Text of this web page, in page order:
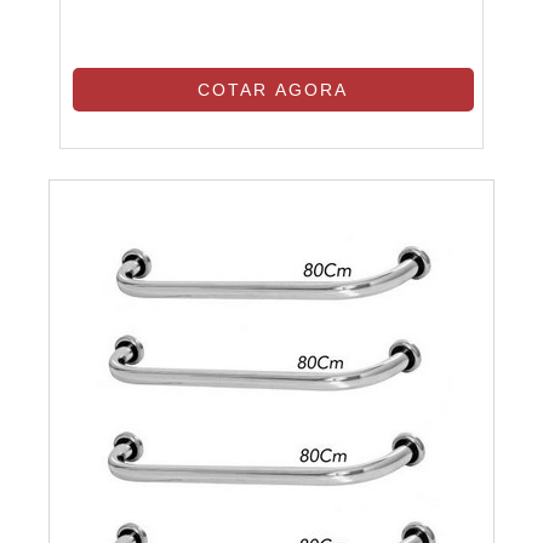
adequada para cada ambiente e usuário.
comuns e versáteis, podendo ser
instaladas em banheiros, corredores e
adicional. Elas são geralmente fixadas
horizontalmente ou verticalmente,
dependendo do uso pretendido.
MODELOS DE BARRAS DE APOIO
ideais para proporcionar suporte ao
usuário ao se levantar ou se sentar,
oferecem suporte adicional em duas
COTAR AGORA